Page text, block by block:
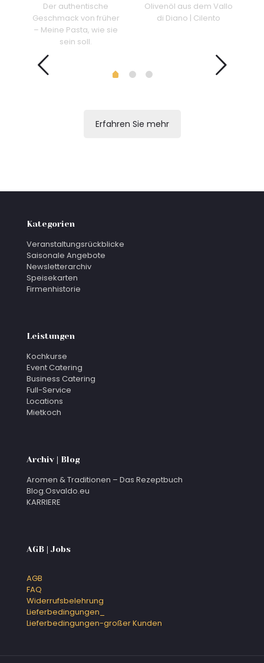
Der authentische
Geschmack von früher
– Meine Pasta, wie sie
sein soll.
Olivenöl aus dem Vallo
di Diano | Cilento
Erfahren Sie mehr
Kategorien
Veranstaltungsrückblicke
Saisonale Angebote
Newsletterarchiv
Speisekarten
Firmenhistorie
Leistungen
Kochkurse
Event Catering
Business Catering
Full-Service
Locations
Mietkoch
Archiv | Blog
Aromen & Traditionen – Das Rezeptbuch
Blog.Osvaldo.eu
KARRIERE
AGB | Jobs
AGB
FAQ
Widerrufsbelehrung
Lieferbedingungen_
Lieferbedingungen-großer Kunden